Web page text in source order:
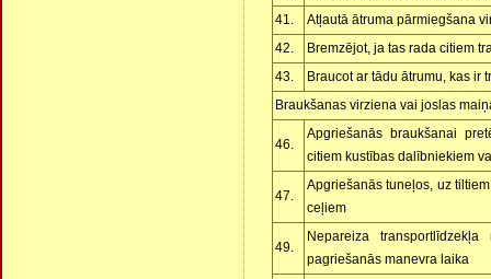
41.
Atļautā ātruma pārmiegšana
42.
Bremzējot, ja tas rada citiem
43.
Braucot ar tādu ātrumu, kas ir
Braukšanas virziena vai joslas
46.
Apgriešanās braukšanai
citiem kustības dalībniekiem
47.
Apgriešanās tuneļos, uz
ceļiem
49.
Nepareiza
pagriešanās manevra laika